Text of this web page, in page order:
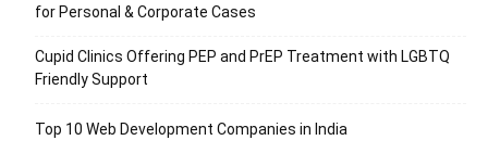
for Personal & Corporate Cases
Cupid Clinics Offering PEP and PrEP Treatment with LGBTQ
Friendly Support
Top 10 Web Development Companies in India